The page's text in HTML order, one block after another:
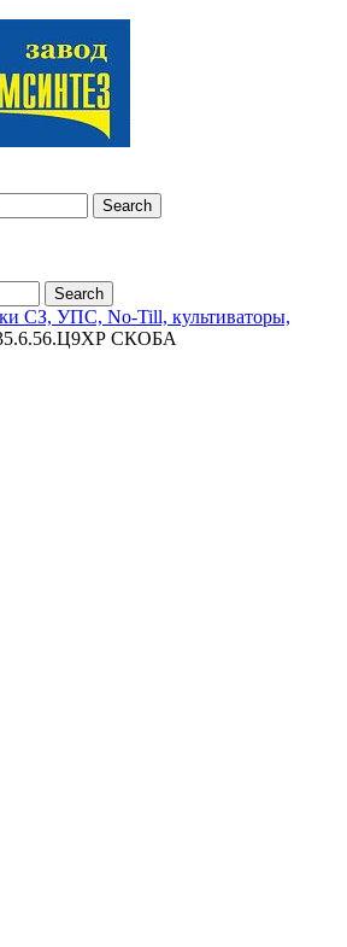
Search
Search
СЗ, УПС, No-Till, культиваторы,
СКОБА